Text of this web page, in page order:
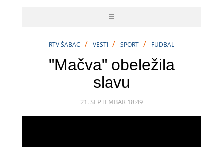
RTV ŠABAC / VESTI / SPORT / FUDBAL
"Mačva" obeležila
slavu
21. SEPTEMBAR 18:49